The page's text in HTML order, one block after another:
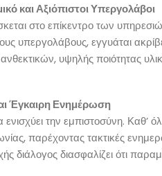
και Αξιόπιστοι Υπεργολάβοι
στο επίκεντρο των
υπεργολάβους, εγγυάται
υψηλής ποιότητας
Έγκαιρη Ενημέρωση
ενισχύει την εμπιστοσύνη. Καθ’
παρέχοντας τακτικές
διάλογος διασφαλίζει ότι